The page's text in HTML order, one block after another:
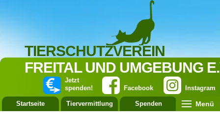
TIERSCHUTZVEREIN
FREITAL UND UMGEBUNG
Instagram
Facebook
Jetzt
spenden!
Startseite Tiervermittlung Spenden Menü